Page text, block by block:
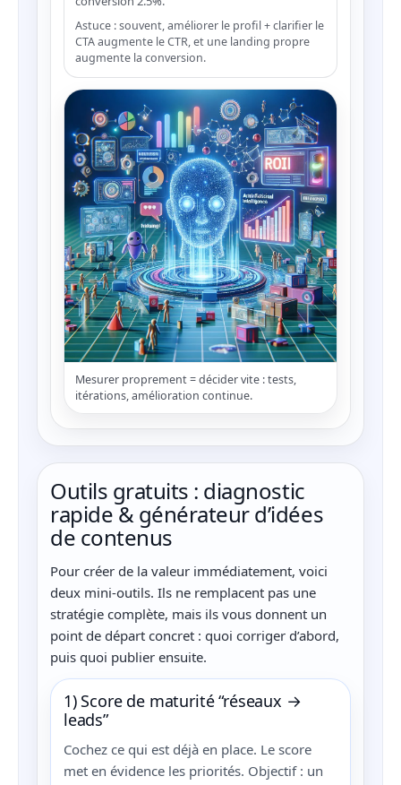
Astuce : souvent, améliorer le profil + clarifier le
CTA augmente le CTR, et une landing propre
augmente la conversion.
Mesurer proprement = décider vite : tests,
itérations, amélioration continue.
Outils gratuits : diagnostic
rapide & générateur d’idées
de contenus
Pour créer de la valeur immédiatement, voici
deux mini-outils. Ils ne remplacent pas une
stratégie complète, mais ils vous donnent un
point de départ concret : quoi corriger d’abord,
puis quoi publier ensuite.
1) Score de maturité “réseaux →
leads”
Cochez ce qui est déjà en place. Le score
met en évidence les priorités. Objectif : un